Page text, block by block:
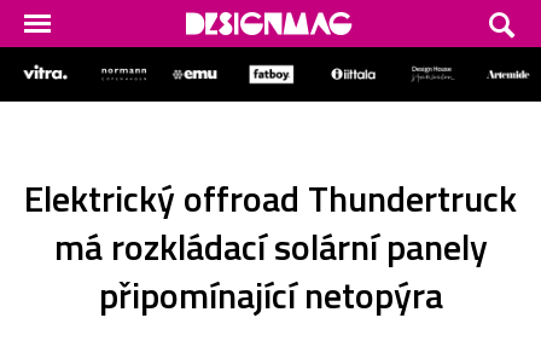
Elektrický offroad Thundertruck
má rozkládací solární panely
připomínající netopýra